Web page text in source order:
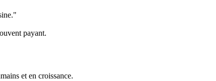
payant.
et en croissance.